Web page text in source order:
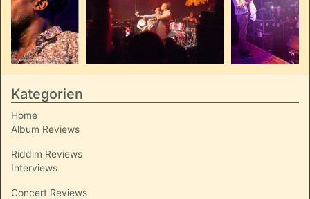
Kategorien
Home
Album Reviews
Riddim Reviews
Interviews
Concert Reviews